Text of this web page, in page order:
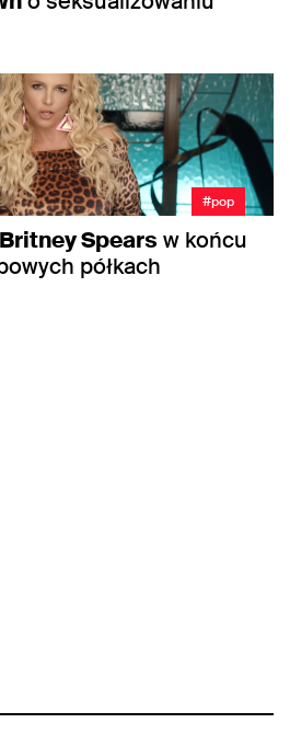
#pop
Britney Spears w końcu
półkach